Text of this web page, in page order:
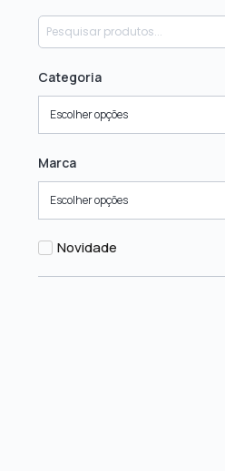
Categoria
Escolher opções
Marca
Escolher opções
Novidade